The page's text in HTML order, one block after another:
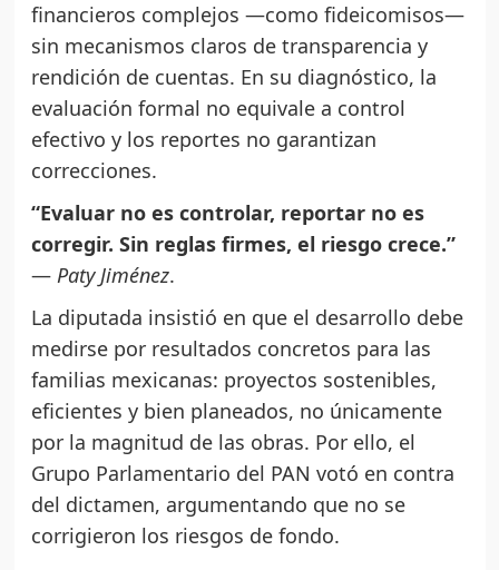
financieros complejos —como fideicomisos—
sin mecanismos claros de transparencia y
rendición de cuentas. En su diagnóstico, la
evaluación formal no equivale a control
efectivo y los reportes no garantizan
correcciones.
“Evaluar no es controlar, reportar no es
corregir. Sin reglas firmes, el riesgo crece.”
— Paty Jiménez.
La diputada insistió en que el desarrollo debe
medirse por resultados concretos para las
familias mexicanas: proyectos sostenibles,
eficientes y bien planeados, no únicamente
por la magnitud de las obras. Por ello, el
Grupo Parlamentario del PAN votó en contra
del dictamen, argumentando que no se
corrigieron los riesgos de fondo.